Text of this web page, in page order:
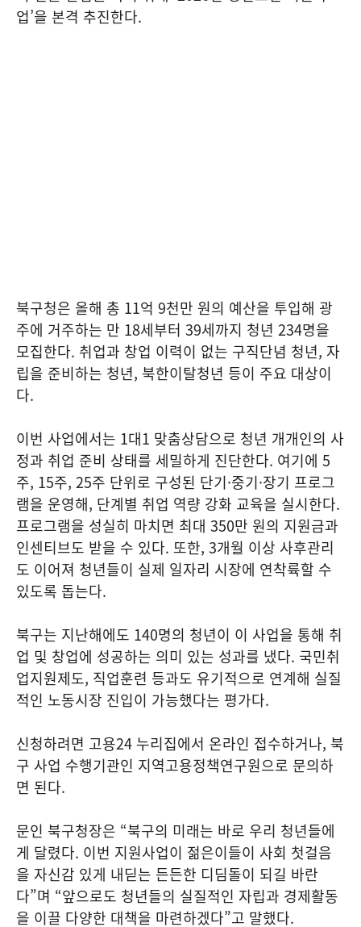
업’을 본격 추진한다.
북구청은 올해 총 11억 9천만 원의 예산을 투입해 광
주에 거주하는 만 18세부터 39세까지 청년 234명을
모집한다. 취업과 창업 이력이 없는 구직단념 청년, 자
립을 준비하는 청년, 북한이탈청년 등이 주요 대상이
다.
이번 사업에서는 1대1 맞춤상담으로 청년 개개인의 사
정과 취업 준비 상태를 세밀하게 진단한다. 여기에 5
주, 15주, 25주 단위로 구성된 단기·중기·장기 프로그
램을 운영해, 단계별 취업 역량 강화 교육을 실시한다.
프로그램을 성실히 마치면 최대 350만 원의 지원금과
인센티브도 받을 수 있다. 또한, 3개월 이상 사후관리
도 이어져 청년들이 실제 일자리 시장에 연착륙할 수
있도록 돕는다.
북구는 지난해에도 140명의 청년이 이 사업을 통해 취
업 및 창업에 성공하는 의미 있는 성과를 냈다. 국민취
업지원제도, 직업훈련 등과도 유기적으로 연계해 실질
적인 노동시장 진입이 가능했다는 평가다.
신청하려면 고용24 누리집에서 온라인 접수하거나, 북
구 사업 수행기관인 지역고용정책연구원으로 문의하
면 된다.
문인 북구청장은 “북구의 미래는 바로 우리 청년들에
게 달렸다. 이번 지원사업이 젊은이들이 사회 첫걸음
을 자신감 있게 내딛는 든든한 디딤돌이 되길 바란
다”며 “앞으로도 청년들의 실질적인 자립과 경제활동
을 이끌 다양한 대책을 마련하겠다”고 말했다.